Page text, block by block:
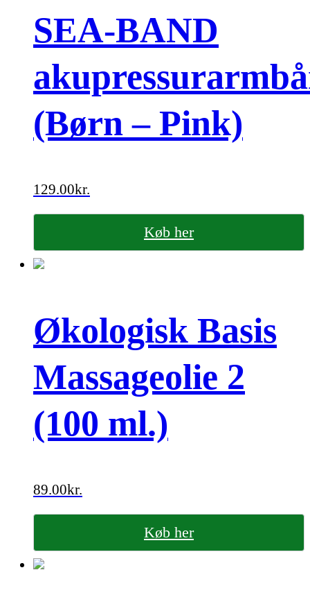
SEA-BAND
(Børn – Pink)
129.00kr.
Køb her
Økologisk Basis
Massageolie 2
(100 ml.)
89.00kr.
Køb her